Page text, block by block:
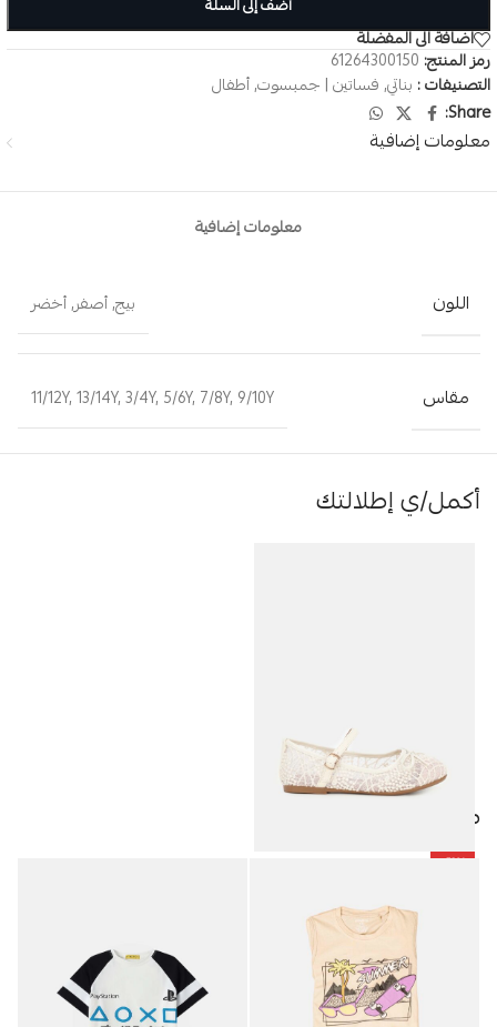
أضف إلى السلة
اضافة الى المفضلة
رمز المنتج: 61264300150
التصنيفات : بناتي, فساتين | جمبسوت,أطفال
Share:
معلومات إضافية
معلومات إضافية
اللون بيج,أصفر,أخضر
مقاس 11/12Y, 13/14Y, 3/4Y, 5/6Y, 7/8Y, 9/10Y
أكمل/ي إطلالتك
-50%
5.48JOD
منتجات مميزة